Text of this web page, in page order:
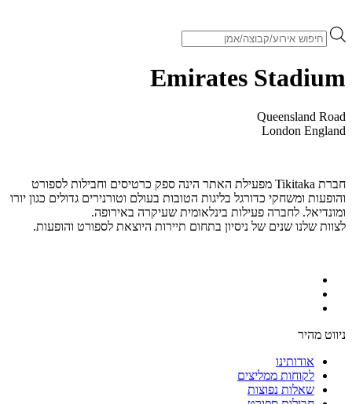
Products
search
Emirates Stadium
Queensland Road
London England
חברת Tikitaka מפעילת האתר הינה ספק כרטיסים וחבילות לספורט
והופעות ומשחקי כדורגל בליגות הטובות בעולם וטורנירים גדולים כגון יורו
ומונדיאל. לחברה פעילות בינלאומית שעיקרה באירופה.
לצוות שלנו שנים של ניסיון בתחום תיירות היוצאת לספורט והופעות.
ניווט מהיר
אודותינו
לקוחות ממליצים
שאלות נפוצות